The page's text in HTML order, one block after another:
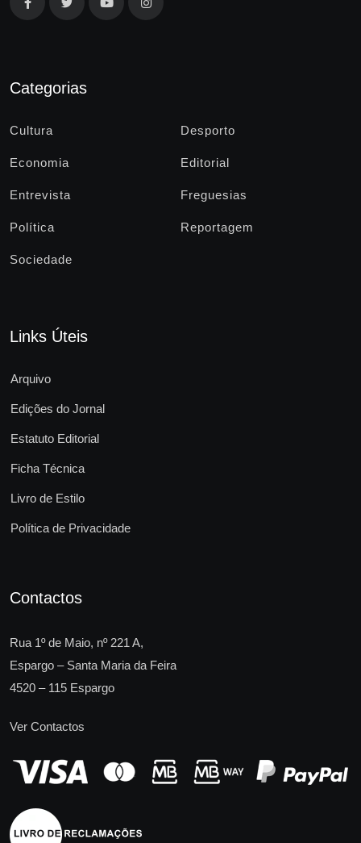
Categorias
Cultura Desporto
Economia Editorial
Entrevista Freguesias
Política Reportagem
Sociedade
Links Úteis
Arquivo
Edições do Jornal
Estatuto Editorial
Ficha Técnica
Livro de Estilo
Política de Privacidade
Contactos
Rua 1º de Maio, nº 221 A,
Espargo – Santa Maria da Feira
4520 – 115 Espargo
Ver Contactos